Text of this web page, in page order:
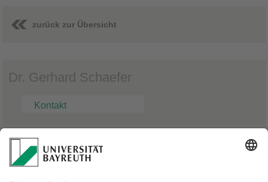
zurück zur Übersicht
Dr. Gerhard Schaefer
Kontakt